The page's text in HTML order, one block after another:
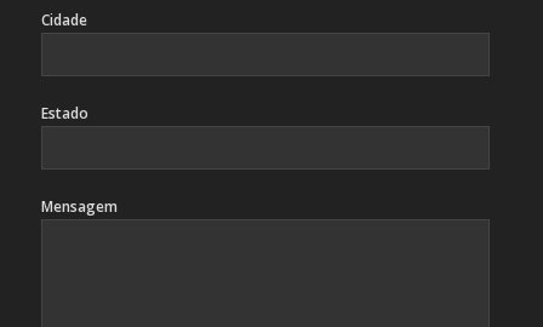
Cidade
Estado
Mensagem